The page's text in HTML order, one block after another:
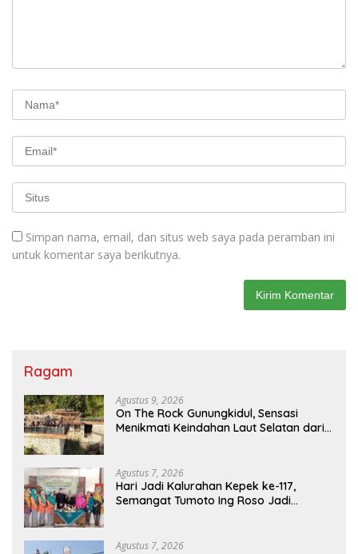
Simpan nama, email, dan situs web saya pada peramban ini
untuk komentar saya berikutnya.
Ragam
Agustus 9, 2026
On The Rock Gunungkidul, Sensasi
Menikmati Keindahan Laut Selatan dari
Agustus 7, 2026
Hari Jadi Kalurahan Kepek ke-117,
Semangat Tumoto Ing Roso Jadi
Agustus 7, 2026